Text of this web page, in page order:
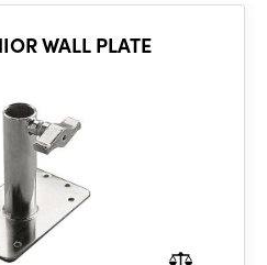
WALL PLATE